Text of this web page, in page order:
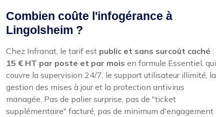
Combien coûte l'infogérance à
Lingolsheim ?
Chez Infranat, le tarif est public et sans surcoût caché :
15 € HT par poste et par mois en formule Essentiel, qui
couvre la supervision 24/7, le support utilisateur illimité, la
gestion des mises à jour et la protection antivirus
managée. Pas de palier surprise, pas de "ticket
supplémentaire" facturé, pas de minimum d'engagement